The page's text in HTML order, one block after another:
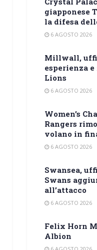
giapponese
la difesa
6 AGOSTO 2026
Millwall,
esperienza
Lions
6 AGOSTO 2026
Women’s
Rangers
volano in
6 AGOSTO 2026
Swansea,
Swans
all’attacco
6 AGOSTO 2026
Felix Horn
Albion